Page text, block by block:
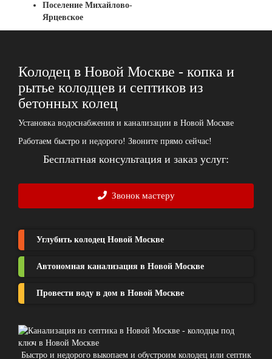
Поселение Михайлово-
Ярцевское
Колодец в Новой Москве - копка и
рытье колодцев и септиков из
бетонных колец
Установка водоснабжения и канализации в Новой Москве
Работаем быстро и недорого! Звоните прямо сейчас!
Бесплатная консультация и заказ услуг:
Звонок мастеру
Углубить колодец Новой Москве
Автономная канализация в Новой Москве
Провести воду в дом в Новой Москве
Быстро и недорого выкопаем и обустроим колодец или септик